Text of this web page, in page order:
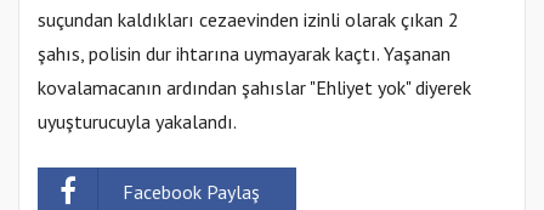
suçundan kaldıkları cezaevinden izinli olarak çıkan 2
şahıs, polisin dur ihtarına uymayarak kaçtı. Yaşanan
kovalamacanın ardından şahıslar "Ehliyet yok" diyerek
uyuşturucuyla yakalandı.
Facebook Paylaş